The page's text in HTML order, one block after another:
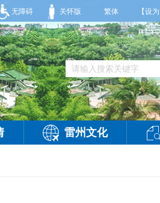
天，阴天间多云，有雷阵雨，局部大雨，东南
无障碍 关怀版 繁体 【设
雷州文化